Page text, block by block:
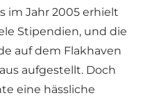
im Jahr 2005 erhielt
Stipendien, und die
auf dem Flakhaven
aufgestellt. Doch
eine hässliche